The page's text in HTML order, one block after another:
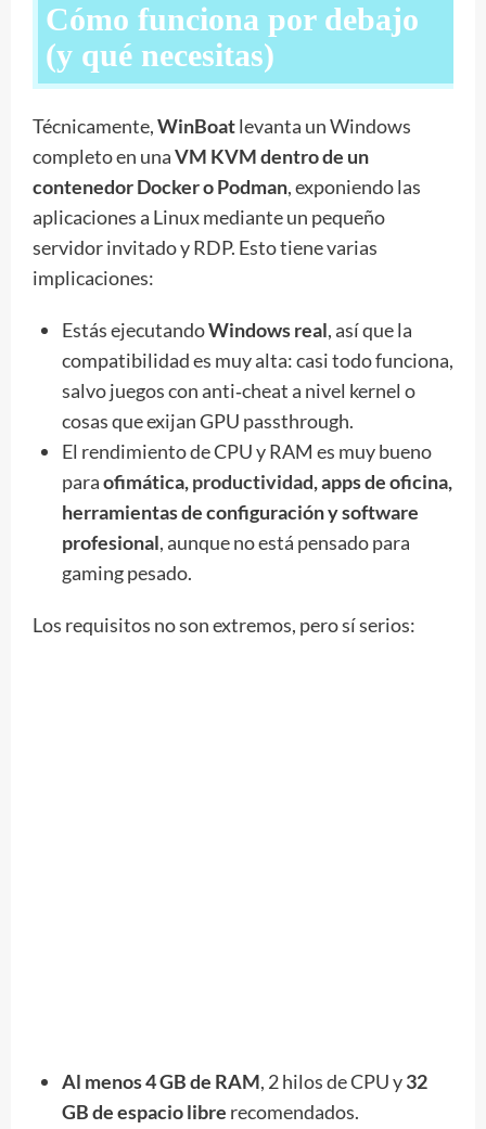
Cómo funciona por debajo
(y qué necesitas)
Técnicamente,WinBoatlevanta un Windows
completo en unaVM KVM dentro de un
contenedor Docker o Podman, exponiendo las
aplicaciones a Linux mediante un pequeño
servidor invitado y RDP. Esto tiene varias
implicaciones:
Estás ejecutandoWindows real, así que la
compatibilidad es muy alta: casi todo funciona,
salvo juegos con anti‑cheat a nivel kernel o
cosas que exijan GPU passthrough.
El rendimiento de CPU y RAM es muy bueno
paraofimática,productividad, apps de oficina,
herramientas de configuración y software
profesional, aunque no está pensado para
gaming pesado.
Los requisitos no son extremos, pero sí serios:
Al menos 4 GB de RAM, 2 hilos de CPU y32
GB de espacio libre recomendados.